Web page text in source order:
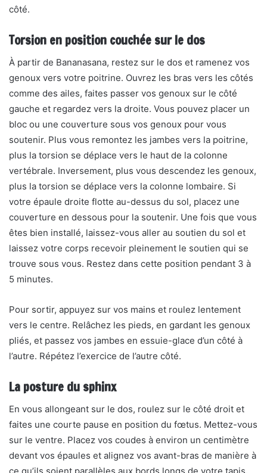
côté.
Torsion en position couchée sur le dos
À partir de Bananasana, restez sur le dos et ramenez vos
genoux vers votre poitrine. Ouvrez les bras vers les côtés
comme des ailes, faites passer vos genoux sur le côté
gauche et regardez vers la droite. Vous pouvez placer un
bloc ou une couverture sous vos genoux pour vous
soutenir. Plus vous remontez les jambes vers la poitrine,
plus la torsion se déplace vers le haut de la colonne
vertébrale. Inversement, plus vous descendez les genoux,
plus la torsion se déplace vers la colonne lombaire. Si
votre épaule droite flotte au-dessus du sol, placez une
couverture en dessous pour la soutenir. Une fois que vous
êtes bien installé, laissez-vous aller au soutien du sol et
laissez votre corps recevoir pleinement le soutien qui se
trouve sous vous. Restez dans cette position pendant 3 à
5 minutes.
Pour sortir, appuyez sur vos mains et roulez lentement
vers le centre. Relâchez les pieds, en gardant les genoux
pliés, et passez vos jambes en essuie-glace d’un côté à
l’autre. Répétez l’exercice de l’autre côté.
La posture du sphinx
En vous allongeant sur le dos, roulez sur le côté droit et
faites une courte pause en position du fœtus. Mettez-vous
sur le ventre. Placez vos coudes à environ un centimètre
devant vos épaules et alignez vos avant-bras de manière à